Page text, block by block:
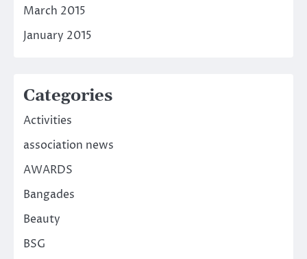
March 2015
January 2015
Categories
Activities
association news
AWARDS
Bangades
Beauty
BSG